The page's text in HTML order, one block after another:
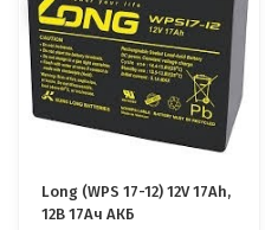
Long (WPS 17-12) 12V 17Ah,
12В 17Ач АКБ